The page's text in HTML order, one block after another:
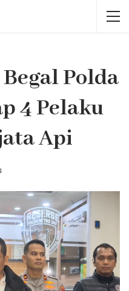
Polda
4 Pelaku
Api